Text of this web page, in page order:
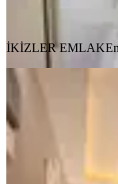
İKİZLER EMLAK
YENİ